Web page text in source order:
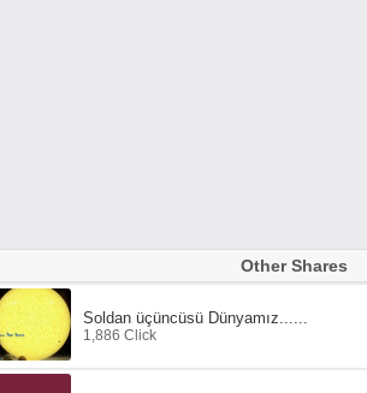
Other Shares
Soldan üçüncüsü Dünyamız......
1,886 Click